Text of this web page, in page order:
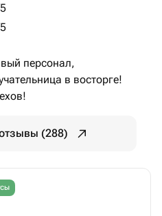
персонал,
в восторге!
(288)